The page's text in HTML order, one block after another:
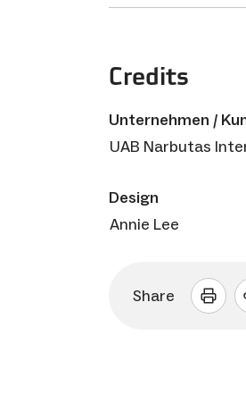
Credits
Unternehmen /
UAB Narbutas
Design
Annie Lee
Share